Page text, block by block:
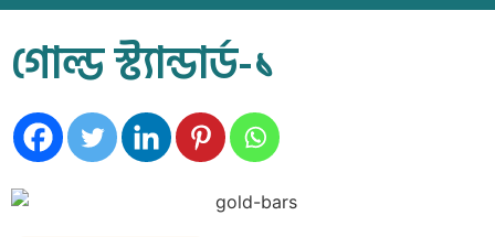
গোল্ড স্ট্যান্ডার্ড-১